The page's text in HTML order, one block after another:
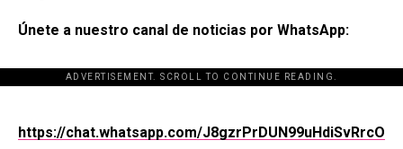
Únete a nuestro canal de noticias por WhatsApp:
ADVERTISEMENT. SCROLL TO CONTINUE READING.
[adsforwp id="243463"]
https://chat.whatsapp.com/J8gzrPrDUN99uHdiSvRrcO